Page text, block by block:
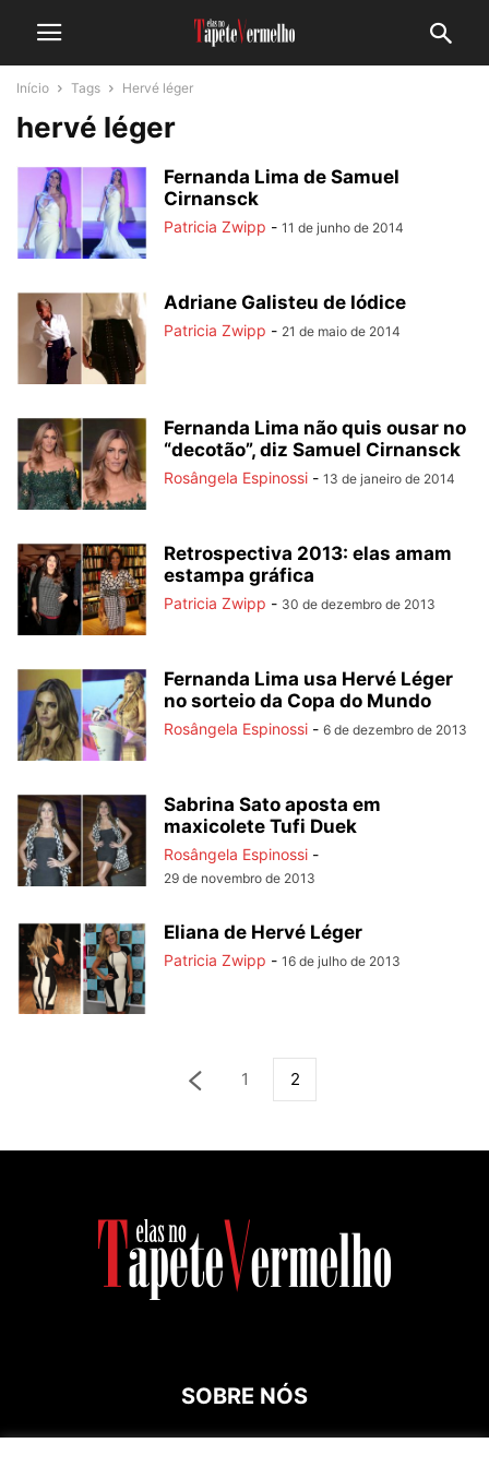
Início Tags Hervé léger
hervé léger
Fernanda Lima de Samuel
Cirnansck
Patricia Zwipp - 11 de junho de 2014
Adriane Galisteu de Iódice
Patricia Zwipp - 21 de maio de 2014
Fernanda Lima não quis ousar no
“decotão”, diz Samuel Cirnansck
Rosângela Espinossi - 13 de janeiro de 2014
Retrospectiva 2013: elas amam
estampa gráfica
Patricia Zwipp - 30 de dezembro de 2013
Fernanda Lima usa Hervé Léger
no sorteio da Copa do Mundo
Rosângela Espinossi - 6 de dezembro de 2013
Sabrina Sato aposta em
maxicolete Tufi Duek
Rosângela Espinossi -
29 de novembro de 2013
Eliana de Hervé Léger
Patricia Zwipp - 16 de julho de 2013
1 2
SOBRE NÓS